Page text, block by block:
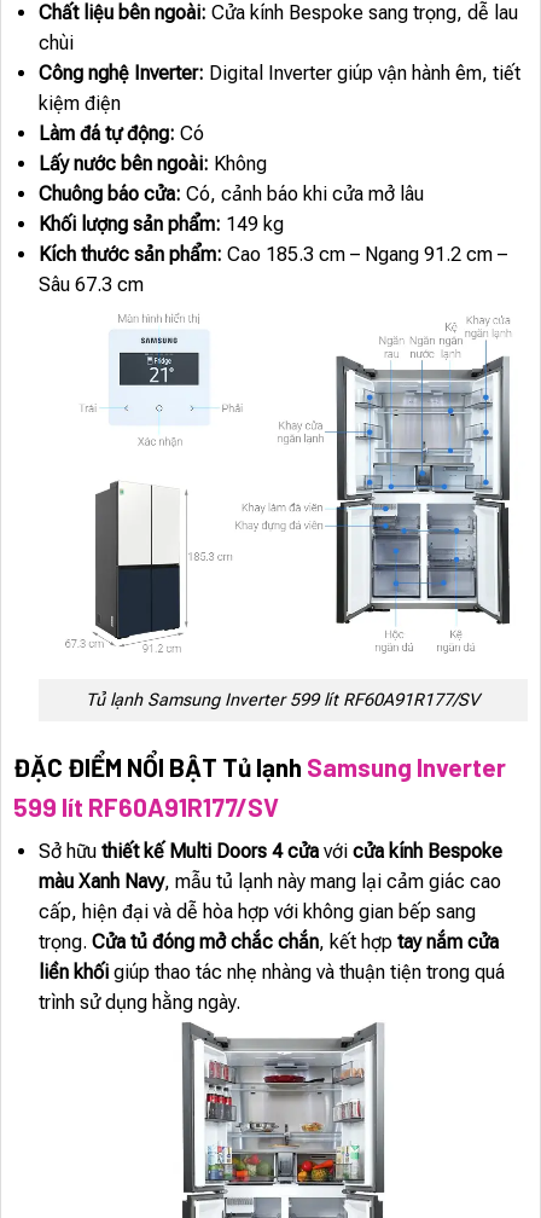
Chất liệu bên ngoài: Cửa kính Bespoke sang trọng, dễ lau
chùi
Công nghệ Inverter: Digital Inverter giúp vận hành êm, tiết
kiệm điện
Làm đá tự động: Có
Lấy nước bên ngoài: Không
Chuông báo cửa: Có, cảnh báo khi cửa mở lâu
Khối lượng sản phẩm: 149 kg
Kích thước sản phẩm: Cao 185.3 cm – Ngang 91.2 cm –
Sâu 67.3 cm
Tủ lạnh Samsung Inverter 599 lít RF60A91R177/SV
ĐẶC ĐIỂM NỔI BẬT Tủ lạnh Samsung Inverter
599 lít RF60A91R177/SV
Sở hữu thiết kế Multi Doors 4 cửavới cửa kính Bespoke
màu Xanh Navy, mẫu tủ lạnh này mang lại cảm giác cao
cấp, hiện đại và dễ hòa hợp với không gian bếp sang
trọng. Cửa tủ đóng mở chắc chắn, kết hợp tay nắm cửa
liền khốigiúp thao tác nhẹ nhàng và thuận tiện trong quá
trình sử dụng hằng ngày.